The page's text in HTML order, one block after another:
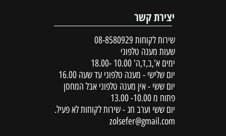
יצירת קשר
שירות לקוחות 08-8580929
שעות מענה טלפוני
ימים א',ב,ד,ה' 10.00 -18.00
יום שלישי - מענה טלפוני עד שעה 16.00
יום ששי - אין מענה טלפוני אבל המחסן
פתוח מ 10.00- 13.00
יום ששי וערב חג - שירות לקוחות לא פעיל.
zolsefer@gmail.com